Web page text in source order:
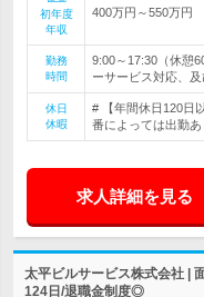
初年度
年収
400万円～550万円
勤務
時間
9:00～17:30（休憩
ーサービス対応、及
休日
休暇
# 【年間休日120日
番によっては出勤
求人詳細を見る
太平ビルサービス株式会社 |
124日/退職金制度◎